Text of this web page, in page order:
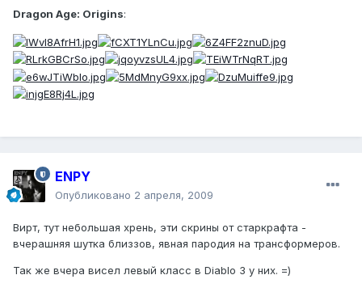
Dragon Age: Origins:
ENPY
Опубликовано 2 апреля, 2009
Вирт, тут небольшая хрень, эти скрины от старкрафта -
вчерашняя шутка близзов, явная пародия на трансформеров.
Так же вчера висел левый класс в Diablo 3 у них. =)